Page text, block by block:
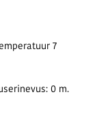
7
0 m.